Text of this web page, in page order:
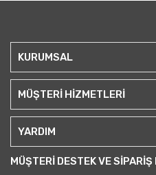
KURUMSAL
MÜŞTERİ HİZMETLERİ
YARDIM
MÜŞTERİ DESTEK VE SİPARİŞ